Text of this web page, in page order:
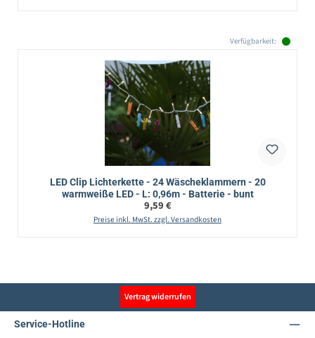
Verfügbarkeit:
LED Clip Lichterkette - 24 Wäscheklammern - 20
warmweiße LED - L: 0,96m - Batterie - bunt
Regulärer Preis:
9,59 €
Preise inkl. MwSt. zzgl. Versandkosten
Vertrag widerrufen
Service-Hotline